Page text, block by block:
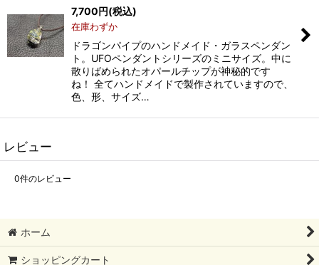
7,700円(税込)
在庫わずか
ドラゴンパイプのハンドメイド・ガラスペンダン
ト。UFOペンダントシリーズのミニサイズ。中に
散りばめられたオパールチップが神秘的です
ね！ 全てハンドメイドで製作されていますので、
色、形、サイズ…
レビュー
0件のレビュー
ホーム
ショッピングカート